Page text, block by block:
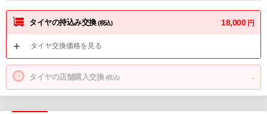
タイヤの持込み交換(税込) 18,000 円
タイヤ交換価格を見る
タイヤの店舗購入交換(税込) -